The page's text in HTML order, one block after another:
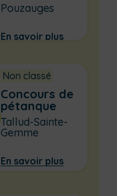
Pouzauges
En savoir plus
Non classé
Concours de
pétanque
Tallud-Sainte-
Gemme
En savoir plus